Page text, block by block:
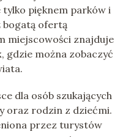
pięknem parków i
bogatą ofertą
miejscowości znajduje
, gdzie można zobaczyć
dla osób szukających
oraz rodzin z dziećmi.
przez turystów